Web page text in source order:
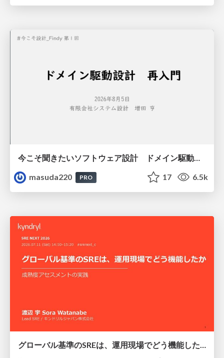
今こそ聞きたいソフトウェア設計 ドメイン駆動設計再入門
masuda220
PRO 17 6.5k